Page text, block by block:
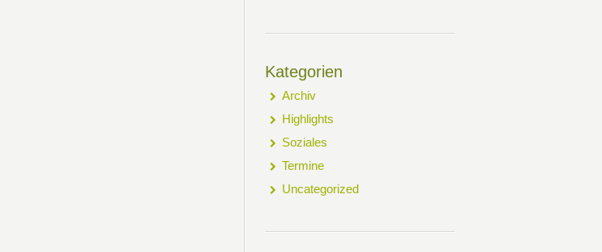
Kategorien
Archiv
Highlights
Soziales
Termine
Uncategorized